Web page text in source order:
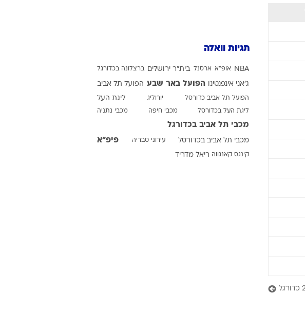
ענפים נוספים
לוח שידורים
תגיות וואלה
NBA אופ"א ארסנל בית"ר ירושלים ברצלונה בכדורגל
ג'אני אינפנטינו הפועל באר שבע הפועל תל אביב
הפועל תל אביב כדורסל יורוליג ליגת העל
ליגת העל בכדורסל מכבי חיפה מכבי נתניה
מכבי תל אביב בכדורגל
מכבי תל אביב בכדורסל עירוני טבריה פיפ"א
קינגס קאנגווה ריאל מדריד